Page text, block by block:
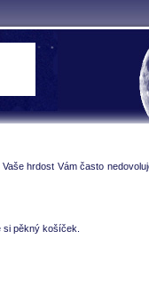
hrdost Vám často
pěkný košíček.